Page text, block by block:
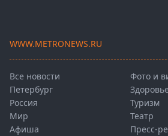
WWW.METRONEWS.RU
Все новости
Петербург
Россия
Мир
Афиша
Фото и
Здоровье
Туризм
Театр
Пресс-